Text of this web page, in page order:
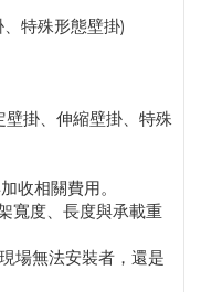
特殊形態壁掛)
掛、伸縮壁掛、特殊
收相關費用。
寬度、長度與承載重
場無法安裝者，還是